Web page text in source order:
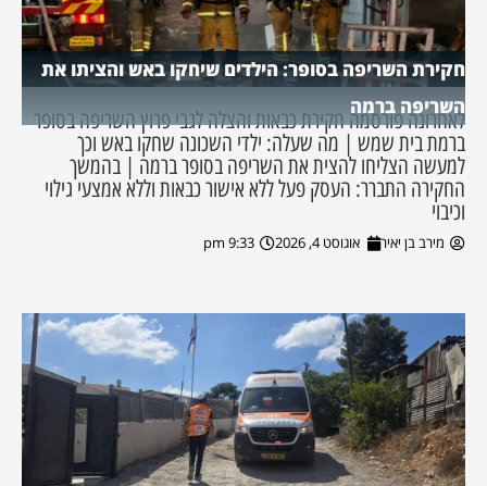
חקירת השריפה בסופר: הילדים שיחקו באש והציתו את
השריפה ברמה
לאחרונה פורסמה חקירת כבאות והצלה לגבי פרוץ השריפה בסופר
ברמת בית שמש | מה שעלה: ילדי השכונה שחקו באש וכך
למעשה הצליחו להצית את השריפה בסופר ברמה | בהמשך
החקירה התברר: העסק פעל ללא אישור כבאות וללא אמצעי גילוי
וכיבוי
מירב בן יאיר אוגוסט 4, 2026 9:33 pm